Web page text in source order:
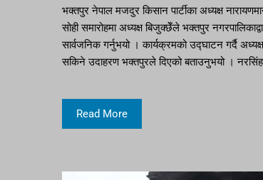
भक्तपुर नेपाल मजदुर किसान पार्टीका अध्यक्ष
सोही समारोहमा अध्यक्ष बिजुक्छेँले भक्तपुर
सार्वजनिक गर्नुभयो । कार्यक्रमको उद्घाटन गर्दै
सकिने उदाहरण भक्तपुरले दिएको बताउनुभयो ।
Read More